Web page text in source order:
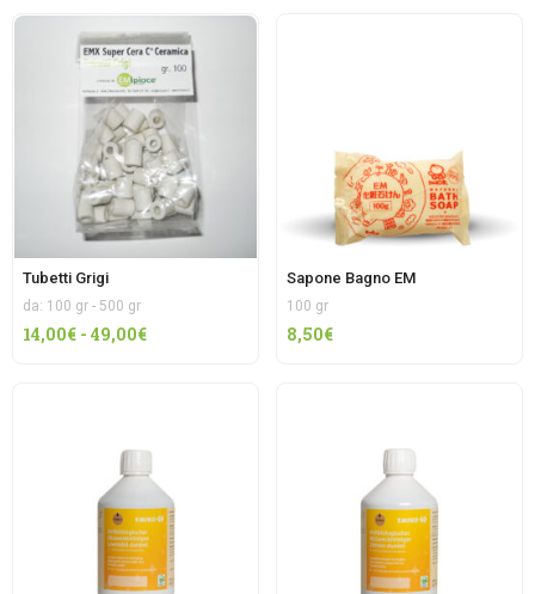
prezzo:
da
9,90€
a
19,90€
Tubetti Grigi
da: 100 gr - 500 gr
14,00€ - 49,00€Fascia
a
49,00€
Sapone Bagno EM
100 gr
8,50€